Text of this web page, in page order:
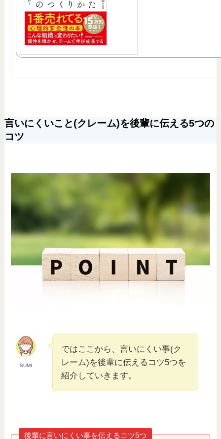
言いにくいこと(クレーム)を後輩に伝える5つの
コツ
SUMI
ではここから、言いにくい事(ク
レーム)を後輩に伝えるコツ5つを
紹介していきます。
後輩に言いにくい事を伝えるコツ5つ